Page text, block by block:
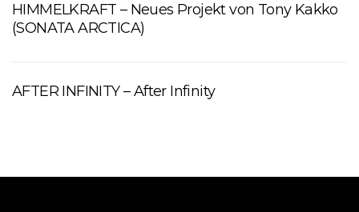
HIMMELKRAFT – Neues Projekt von Tony Kakko
(SONATA ARCTICA)
AFTER INFINITY – After Infinity